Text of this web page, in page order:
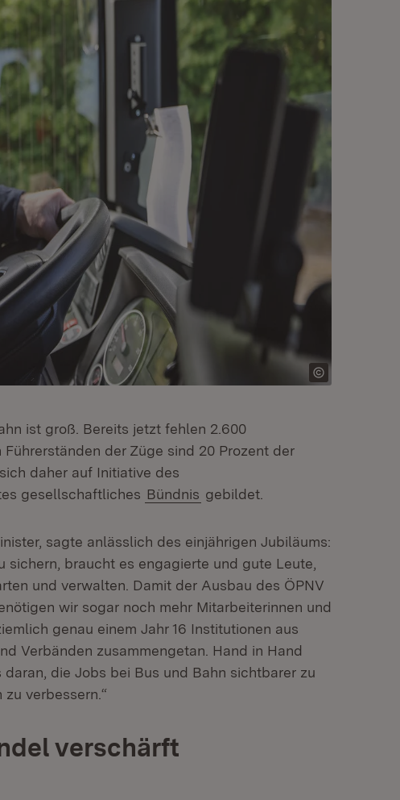
ist groß. Bereits jetzt fehlen 2.600
der Züge sind 20 Prozent der
daher auf Initiative des
gesellschaftliches Bündnis gebildet.
sagte anlässlich des einjährigen Jubiläums:
sichern, braucht es engagierte und gute Leute,
und verwalten. Damit der Ausbau des ÖPNV
wir sogar noch mehr Mitarbeiterinnen und
genau einem Jahr 16 Institutionen aus
Verbänden zusammengetan. Hand in Hand
die Jobs bei Bus und Bahn sichtbarer zu
verbessern.“
verschärft